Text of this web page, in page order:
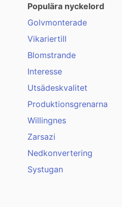
Populära nyckelord
Golvmonterade
Vikariertill
Blomstrande
Interesse
Utsädeskvalitet
Produktionsgrenarna
Willingnes
Zarsazi
Nedkonvertering
Systugan